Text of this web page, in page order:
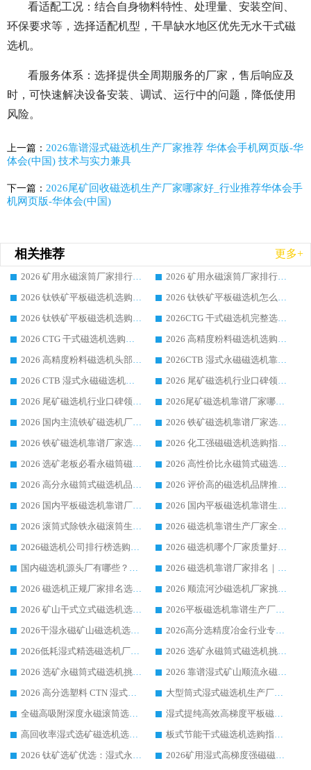
看适配工况：结合自身物料特性、处理量、安装空间、
环保要求等，选择适配机型，干旱缺水地区优先无水干式磁
选机。
看服务体系：选择提供全周期服务的厂家，售后响应及
时，可快速解决设备安装、调试、运行中的问题，降低使用
风险。
上一篇： 2026靠谱湿式磁选机生产厂家推荐 华体会手机网页版-华
体会(中国) 技术与实力兼具
下一篇： 2026尾矿回收磁选机生产厂家哪家好_行业推荐华体会手
机网页版-华体会(中国)
相关推荐 更多+
2026 矿用永磁滚筒厂家排行榜选购干货指南 行业口碑标杆华体会手机网页版-华体会(中国) 实力出众
2026 矿用永磁滚筒厂家排行榜选购指南，行业口碑领域强者华体会手机网页版-华体会(中国)
2026 钛铁矿平板磁选机选购全攻略 市场公认优质品牌厂家实力排行榜
2026 钛铁矿平板磁选机怎么选 靠谱生产企业实力排行榜选购参考攻略
2026 钛铁矿平板磁选机选购指南 行业口碑优选品牌生产企业实力排行榜
2026CTG 干式磁选机完整选购指南 行业口碑顶尖靠谱生产龙头厂家实力推荐
2026 CTG 干式磁选机选购指南|行业口碑靠谱生产厂家领域强者推荐
2026 高精度粉料磁选机选购全攻略 行业优质品牌华体会手机网页版-华体会(中国) 实力深度解析
2026 高精度粉料磁选机头部厂家选购指南 行业口碑靠谱品牌推荐 领域强者华体会手机网页版-华体会(中国) 解析
2026CTB 湿式永磁磁选机靠谱厂家实力排行榜 铁矿选矿设备采购全流程选购指南
2026 CTB 湿式永磁磁选机选购指南|行业口碑良好品牌推荐，领域强者华体会手机网页版-华体会(中国)
2026 尾矿磁选机行业口碑领域强者，源头直供国内主流厂家华体会手机网页版-华体会(中国) 一站式服务
2026 尾矿磁选机行业口碑领域强者，源头直供国内主流厂家华体会手机网页版-华体会(中国) 一站式服务
2026尾矿磁选机靠谱厂家哪家好 行业口碑领域强者华体会手机网页版-华体会(中国) 推荐
2026 国内主流铁矿磁选机厂家选购指南|行业口碑好品牌推荐，领域强者华体会手机网页版-华体会(中国)
2026 铁矿磁选机靠谱厂家选购全攻略 行业标杆华体会手机网页版-华体会(中国) 设备性价比出众
2026 铁矿磁选机靠谱厂家选购指南，领域强者华体会手机网页版-华体会(中国) 铁矿磁选机性价比高
2026 化工强磁磁选机选购指南 5 家行业口碑靠谱厂家领域强者推荐
2026 选矿老板必看永磁筒磁选机推荐 行业头部品牌口碑设备选购全攻略
2026 高性价比永磁筒式磁选机品牌盘点 行业强者口碑实测选购完整指南
2026 高分永磁筒式磁选机品牌推荐 选矿设备强者对比测评采购避坑全攻略
2026 评价高的磁选机品牌推荐选购指南，永磁筒式磁选机设备领域强者全景行业口碑解析
2026 国内平板磁选机靠谱厂家排名 行业实测口碑设备按需选购全指南
2026 国内平板磁选机靠谱生产厂家推荐排名|行业口碑选购指南，领域强者按需选设备
2026 滚筒式除铁永磁滚筒生产厂家推荐排名|行业口碑选购指南，领域强者源头厂商精选
2026 磁选机靠谱生产厂家全梳理 分场景选型行业头部品牌选购参考攻略
2026磁选机公司排行榜选购指南|正规源头厂家推荐，领域强者高性价比靠谱信赖品牌
2026 磁选机哪个厂家质量好？十大靠谱磁电企业排名选购指南
国内磁选机源头厂有哪些？2026 综合实力排名与采购避坑技巧
2026 磁选机靠谱厂家排名｜华体会手机网页版-华体会(中国) 高性价比磁选机磁电品牌
2026 磁选机正规厂家排名选购指南|行业口碑信赖品牌推荐性价比高靠谱磁电企业
2026 顺流河沙磁选机厂家挑选攻略 | 业内口碑龙头企业高性价比品牌推荐
2026 矿山干式立式磁选机选型攻略 梳理深耕磁电装备多年靠谱生产厂商
2026平板磁选机靠谱生产厂家选购指南 行业口碑良好品牌推荐 磁电领域实力强者
2026干湿永磁矿山磁选机选型攻略 优质生产厂家排名 选矿领域高口碑品牌推荐指南
2026高分选精度冶金行业专用磁选机生产厂家,干湿式磁选机源头供应商推荐
2026低耗湿式精​选磁选机厂家怎么选?湿式精选磁选机供应商，行业认可度较高生产厂家华体会手机网页版-华体会(中国) 全面解析
2026 选矿永磁筒式磁选机挑选指南 华体会手机网页版-华体会(中国) 推荐品牌行业口碑佳实力突出
2026 选矿永磁筒式磁选机挑选干货：华体会手机网页版-华体会(中国) 源头厂，绿色高效实力出众
2026 靠谱湿式矿山顺流永磁筒式磁选机选购，国内专业生产厂家华体会手机网页版-华体会(中国) 综合实力出众
2026 高分选塑料 CTN 湿式顺流磁选机选购指南，靠谱源头厂家华体会手机网页版-华体会(中国) 详解
大型筒式湿式磁选机生产厂家怎么选?华体会手机网页版-华体会(中国) 设备口碑广受行业认可
全磁高吸附深度永磁滚筒选购指南 业内口碑稳定磁电设备生产厂家详细推荐
湿式提纯高效高梯度平板磁选机靠谱设备源头厂商华体会手机网页版-华体会(中国) 综合测评
高回收率湿式选矿磁选机选购指南 业内口碑磁电设备生产厂家实力解析
板式节能干式磁选机选购指南，源头生产厂家华体会手机网页版-华体会(中国) 综合实力可观
2026 钛矿选矿优选：湿式永磁筒式磁选机源头厂家华体会手机网页版-华体会(中国) 综合解析
2026矿用湿式高梯度强磁磁选机选购指南，临朐靠谱磁电生产厂家华体会手机网页版-华体会(中国) 详解